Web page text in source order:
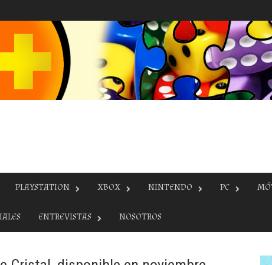
PLAYSTATION XBOX NINTENDO PC
ENTREVISTAS NOSOTROS